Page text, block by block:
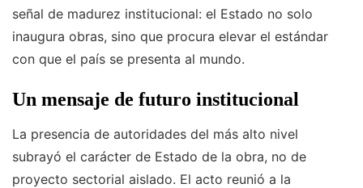
señal de madurez institucional: el Estado no solo
inaugura obras, sino que procura elevar el estándar
con que el país se presenta al mundo.
Un mensaje de futuro institucional
La presencia de autoridades del más alto nivel
subrayó el carácter de Estado de la obra, no de
proyecto sectorial aislado. El acto reunió a la